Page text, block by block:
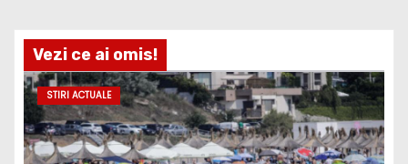
Vezi ce ai omis!
STIRI ACTUALE